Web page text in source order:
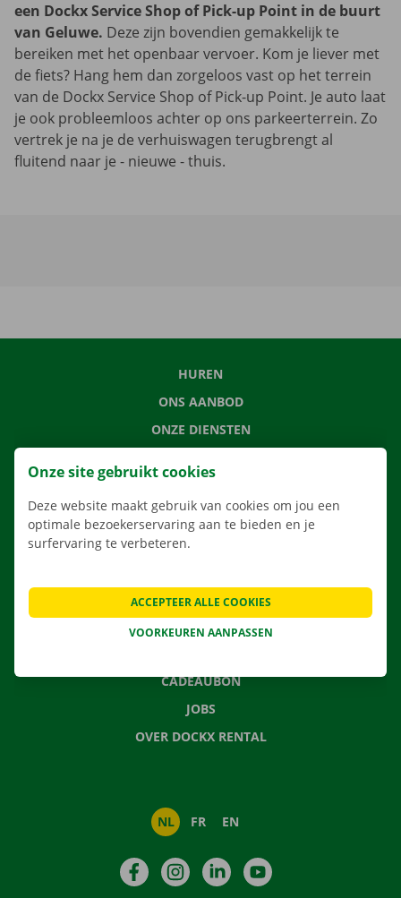
een Dockx Service Shop of Pick-up Point in de buurt
van Geluwe. Deze zijn bovendien gemakkelijk te
bereiken met het openbaar vervoer. Kom je liever met
de fiets? Hang hem dan zorgeloos vast op het terrein
van de Dockx Service Shop of Pick-up Point. Je auto laat
je ook probleemloos achter op ons parkeerterrein. Zo
vertrek je na je de verhuiswagen terugbrengt al
fluitend naar je - nieuwe - thuis.
HUREN
ONS AANBOD
ONZE DIENSTEN
VERHUISOPLOSSINGEN
CONTACTEER ONS
VEELGESTELDE VRAGEN
CADEAUBON
JOBS
OVER DOCKX RENTAL
NL FR EN
FacebookInstagramLinkedIn
Onze site gebruikt cookies
Deze website maakt gebruik van cookies om jou een
optimale bezoekerservaring aan te bieden en je
surfervaring te verbeteren.
VOORKEUREN AANPASSEN
ACCEPTEER ALLE COOKIES